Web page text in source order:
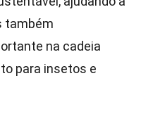
também
na cadeia
para insetos e